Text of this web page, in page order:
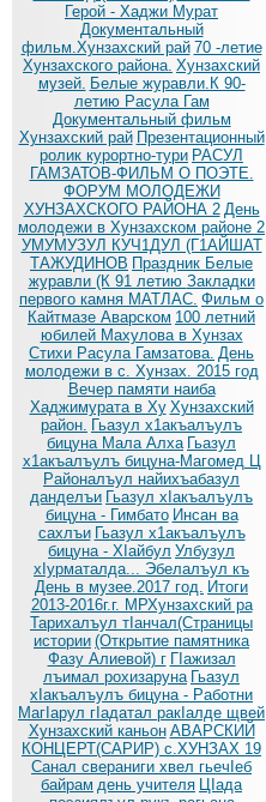
Герой - Хаджи Мурат
Документальный
фильм.Хунзахский рай 70 -летие
Хунзахского района. Хунзахский
музей. Белые журавли.К 90-
летию Расула Гам
Документальный фильм
Хунзахский рай Презентационный
ролик курортно-тури РАСУЛ
ГАМЗАТОВ-ФИЛЬМ О ПОЭТЕ.
ФОРУМ МОЛОДЕЖИ
ХУНЗАХСКОГО РАЙОНА 2 День
молодежи в Хунзахском районе 2
УМУМУЗУЛ КУЧ1ДУЛ (Г1АЙШАТ
ТАЖУДИНОВ Праздник Белые
журавли (К 91 летию Закладки
первого камня МАТЛАС. Фильм о
Кайтмазе Аварском 100 летний
юбилей Махулова в Хунзах
Стихи Расула Гамзатова. День
молодежи в с. Хунзах. 2015 год
Вечер памяти наиба
Хаджимурата в Ху Хунзахский
район. Гьазул х1акъалъулъ
бицуна Мала Алха Гьазул
х1акъалъулъ бицуна-Магомед Ц
Районалъул найихъабазул
данделъи Гьазул хIакъалъулъ
бицуна - Гимбато Инсан ва
сахлъи Гьазул х1акъалъулъ
бицуна - ХIайбул Улбузул
хIурматалда... Эбелалъул къ
День в музее.2017 год. Итоги
2013-2016г.г. МРХунзахский ра
Тарихалъул тIанчал(Страницы
истории (Открытие памятника
Фазу Алиевой) г ГIажизал
лъимал рохизаруна Гьазул
хIакъалъулъ бицуна - Работни
МагIарул гIадатал ракIалде щвей
Хунзахский каньон АВАРСКИЙ
КОНЦЕРТ(САРИР) с.ХУНЗАХ 19
Санал свераниги хвел гьечIеб
байрам день учителя ЦIада